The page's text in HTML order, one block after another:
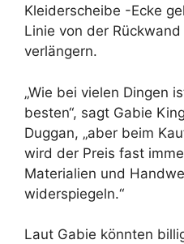
Kleiderscheibe -Ecke
Linie von der
verlängern.
„Wie bei vielen Dingen
besten“, sagt Gabie
Duggan, „aber beim
wird der Preis fast
Materialien und
widerspiegeln.“
Laut Gabie könnten